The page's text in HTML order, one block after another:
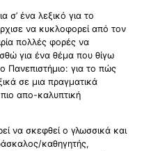
σ’ ένα λεξικό για το
να κυκλοφορεί από τον
πολλές φορές να
για ένα θέμα που θίγω
Πανεπιστήμιο: για το πώς
σε μια πραγματικά
απο-καλυπτική
να σκεφθεί ο γλωσσικά και
καθηγητής,